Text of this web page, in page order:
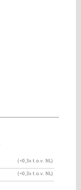
(<0,3x t.o.v. NL)
(<0,3x t.o.v. NL)